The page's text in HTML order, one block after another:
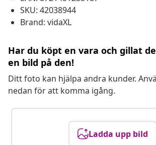
SKU: 42038944
Brand: vidaXL
Har du köpt en vara och gillat
en bild på den!
Ditt foto kan hjälpa andra kunder.
nedan för att komma igång.
Ladda upp bild